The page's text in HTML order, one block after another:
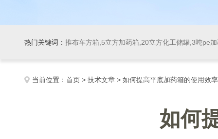
热门关键词： 推布车方箱,5立方加药箱,20立方化工储罐,3吨pe
当前位置： 首页 > 技术文章 > 如何提高平底加药箱的使用效
如何